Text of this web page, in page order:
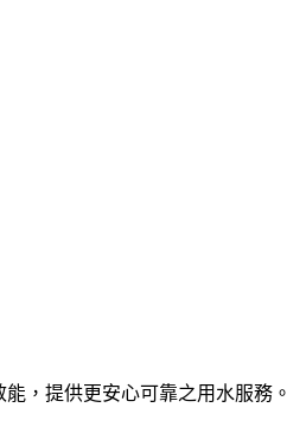
，提供更安心可靠之用水服務。